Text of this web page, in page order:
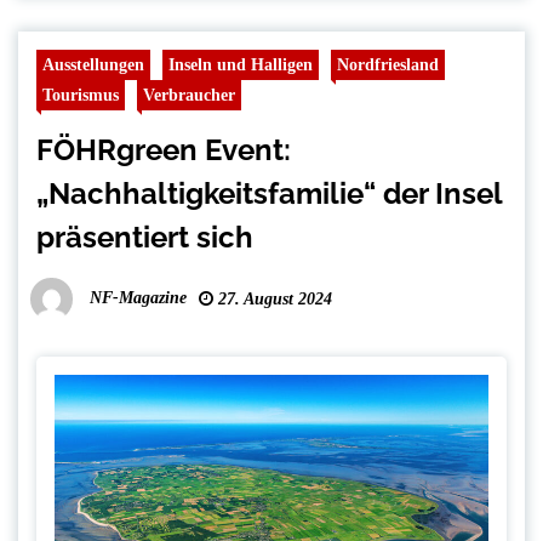
Ausstellungen Inseln und Halligen
Nordfriesland
Tourismus
Verbraucher
FÖHRgreen Event:
„Nachhaltigkeitsfamilie“ der Insel
präsentiert sich
NF-Magazine 27. August 2024